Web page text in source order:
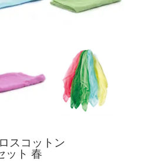
スコットン
ット 春